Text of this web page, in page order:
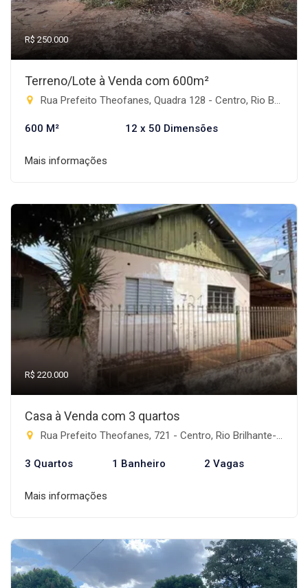
R$ 250.000
Terreno/Lote à Venda com 600m²
Rua Prefeito Theofanes, Quadra 128 - Centro, Rio Brilhante-MS
600 M² 12 x 50 Dimensões
Mais informações
R$ 220.000
Casa à Venda com 3 quartos
Rua Prefeito Theofanes, 721 - Centro, Rio Brilhante-MS
3 Quartos 1 Banheiro 2 Vagas
Mais informações